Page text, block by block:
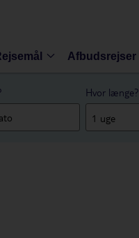
Afbudsrejser
Hvor længe?
1 uge